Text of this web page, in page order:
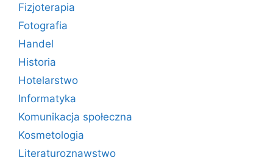
Fizjoterapia
Fotografia
Handel
Historia
Hotelarstwo
Informatyka
Komunikacja społeczna
Kosmetologia
Literaturoznawstwo